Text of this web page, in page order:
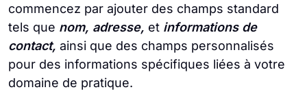
commencez par ajouter des champs standard
tels que nom, adresse, et informations de
contact, ainsi que des champs personnalisés
pour des informations spécifiques liées à votre
domaine de pratique.